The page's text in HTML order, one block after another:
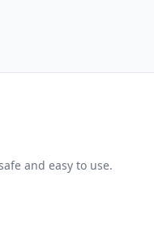
and easy to use.